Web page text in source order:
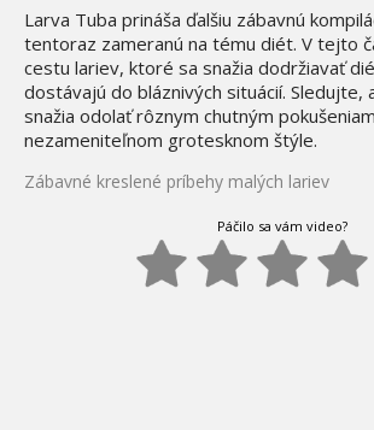
Larva Tuba prináša ďalšiu zábavnú
tentoraz zameranú na tému diét. V tejto
cestu lariev, ktoré sa snažia dodržiavať
dostávajú do bláznivých situácií. Sledujte,
snažia odolať rôznym chutným
nezameniteľnom grotesknom štýle.
Zábavné kreslené príbehy malých lariev
Páčilo sa vám video?